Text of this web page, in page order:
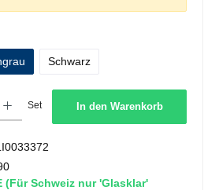
Schwarz
Set In den Warenkorb
(Für Schweiz nur 'Glasklar'